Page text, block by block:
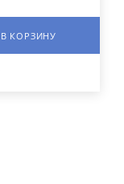
В КОРЗИНУ